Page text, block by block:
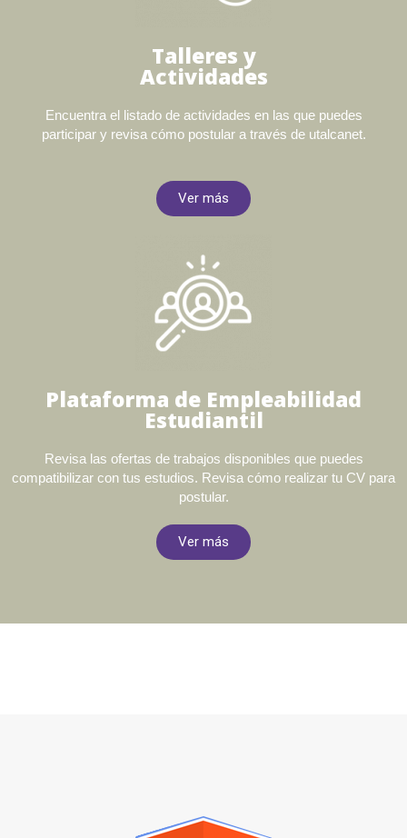
Talleres y
Actividades
Encuentra el listado de actividades en las que puedes
participar y revisa cómo postular a través de utalcanet.
Ver más
Plataforma de Empleabilidad
Estudiantil
Revisa las ofertas de trabajos disponibles que puedes
compatibilizar con tus estudios. Revisa cómo realizar tu CV para
postular.
Ver más